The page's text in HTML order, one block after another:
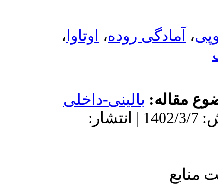
،اوتاوا،
داخلی
3/7 | انتشار: